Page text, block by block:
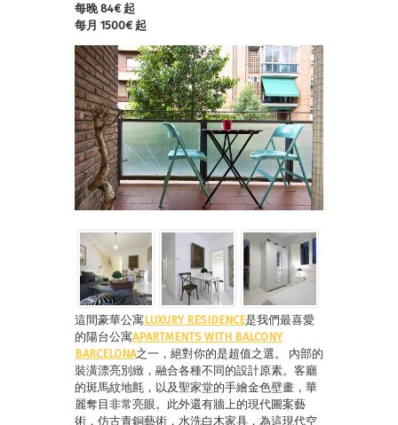
每晚 84€ 起
每月 1500€ 起
這間豪華公寓LUXURY RESIDENCE是我們最喜愛
的陽台公寓APARTMENTS WITH BALCONY
BARCELONA之一，絕對你的是超值之選。 內部的
裝潢漂亮別緻，融合各種不同的設計原素。客廳
的斑馬紋地氈，以及聖家堂的手繪金色壁畫，華
麗奪目非常亮眼。此外還有牆上的現代圖案藝
術，仿古青銅藝術，水洗白木家具，為這現代空